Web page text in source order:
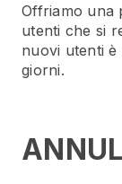
Offriamo una
utenti che si
nuovi utenti
giorni.